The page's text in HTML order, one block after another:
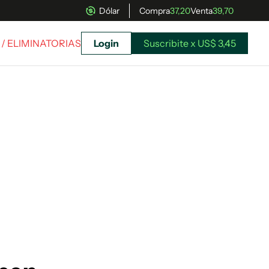
Dólar Compra37,20Venta39,70
/ ELIMINATORIAS Login Suscribite x US$ 3,45